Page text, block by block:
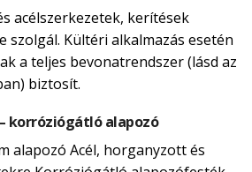
acélszerkezetek, kerítések
szolgál. Kültéri alkalmazás esetén
a teljes bevonatrendszer (lásd az
biztosít.
korróziógátló alapozó
alapozó Acél, horganyzott és